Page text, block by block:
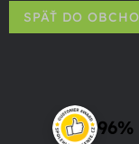
SPÄŤ DO